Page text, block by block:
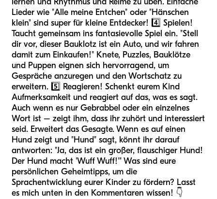
Lieder wie "Alle meine Entchen" oder "Hänschen
klein" sind super für kleine Entdecker! 4️⃣ Spielen!
Taucht gemeinsam ins fantasievolle Spiel ein. "Stell
dir vor, dieser Bauklotz ist ein Auto, und wir fahren
damit zum Einkaufen!" Knete, Puzzles, Bauklötze
und Puppen eignen sich hervorragend, um
Gespräche anzuregen und den Wortschatz zu
erweitern. 5️⃣ Reagieren! Schenkt eurem Kind
Aufmerksamkeit und reagiert auf das, was es sagt.
Auch wenn es nur Gebrabbel oder ein einzelnes
Wort ist – zeigt ihm, dass ihr zuhört und interessiert
seid. Erweitert das Gesagte. Wenn es auf einen
Hund zeigt und "Hund" sagt, könnt ihr darauf
antworten: "Ja, das ist ein großer, flauschiger Hund!
Der Hund macht 'Wuff Wuff!'" Was sind eure
persönlichen Geheimtipps, um die
Sprachentwicklung eurer Kinder zu fördern? Lasst
es mich unten in den Kommentaren wissen! 👇